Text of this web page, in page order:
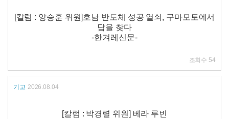
[칼럼 : 양승훈 위원]호남 반도체 성공 열쇠, 구마모토에서
답을 찾다
-한겨레신문-
조회수54
기고 2026.08.04
[칼럼 : 박경렬 위원] 베라 루빈